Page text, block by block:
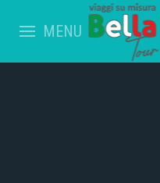
MENU